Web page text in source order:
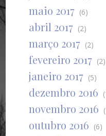
maio 2017 (6)
abril 2017 (2)
março 2017 (2)
fevereiro 2017 (2)
janeiro 2017 (5)
dezembro 2016
novembro 2016
outubro 2016 (6)